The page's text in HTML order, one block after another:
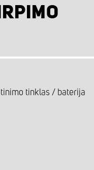
tinklas / baterija